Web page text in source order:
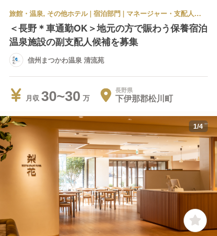
旅館・温泉, その他ホテル | 宿泊部門 | マネージャー・支配人・副支配人・女将
＜長野＊車通勤OK＞地元の方で賑わう保養宿泊
温泉施設の副支配人候補を募集
信州まつかわ温泉 清流苑
月収 30~30 長野県
下伊那郡松川町
1/4